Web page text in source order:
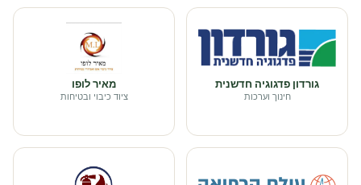
גורדון פדגוגיה חדשנית
חינוך וערכות
מאיר לופו
ציוד כיבוי ובטיחות